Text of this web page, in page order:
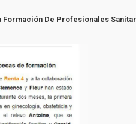
Formación De Profesionales